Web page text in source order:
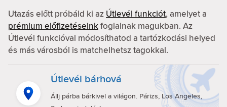
Utazás előtt próbáld ki az Útlevél funkciót, amelyet a
prémium előfizetéseinkfoglalnak magukban. Az
Útlevél funkcióval módosíthatod a tartózkodási helyed
és más városból is matchelhetsz tagokkal.
Útlevél bárhová
Állj párba bárkivel a világon. Párizs, Los Angeles,